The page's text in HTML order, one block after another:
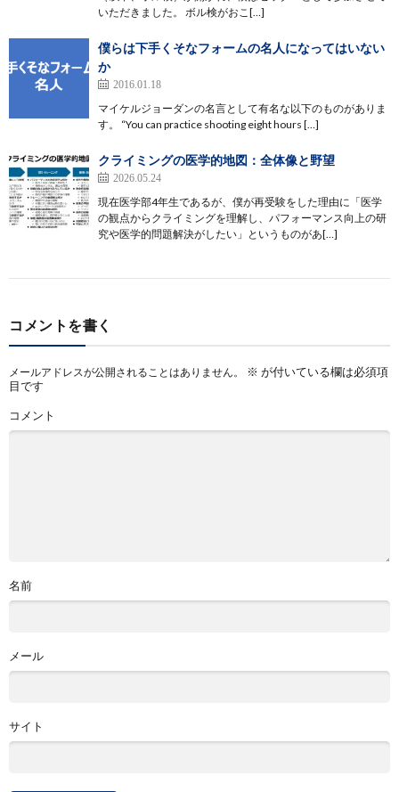
いただきました。 ボル検がおこ[…]
僕らは下手くそなフォームの名人になってはいない
か
2016.01.18
マイケルジョーダンの名言として有名な以下のものがありま
す。 “You can practice shooting eight hours […]
クライミングの医学的地図：全体像と野望
2026.05.24
現在医学部4年生であるが、僕が再受験をした理由に「医学
の観点からクライミングを理解し、パフォーマンス向上の研
究や医学的問題解決がしたい」というものがあ[…]
コメントを書く
メールアドレスが公開されることはありません。 ※ が付いている欄は必須項
目です
コメント
名前
メール
サイト